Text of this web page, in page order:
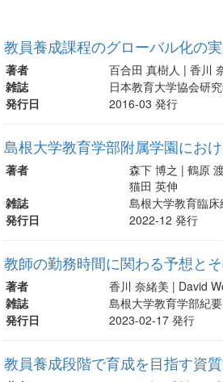
教員養成課程のグローバル化の
著者
百合田 真樹人 | 香川
雑誌
日本教育大学協会研
発行日
2016-03 発行
島根大学教育学部附属学園にお
著者
森下 博之 | 鶴原
猫田 英伸
雑誌
島根大学教育臨
発行日
2022-12 発行
教師の勤務時間に関わる予想と
著者
香川 奈緒美 | David
雑誌
島根大学教育学部紀
発行日
2023-02-17 発行
教員養成段階で育成を目指す資